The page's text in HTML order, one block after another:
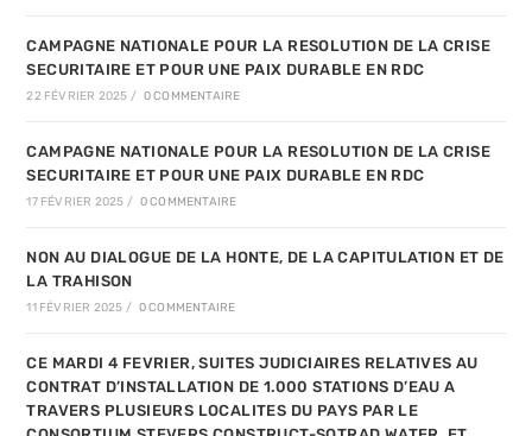
CAMPAGNE NATIONALE POUR LA RESOLUTION DE LA CRISE
SECURITAIRE ET POUR UNE PAIX DURABLE EN RDC
22 FÉVRIER 2025 / 0 COMMENTAIRE
CAMPAGNE NATIONALE POUR LA RESOLUTION DE LA CRISE
SECURITAIRE ET POUR UNE PAIX DURABLE EN RDC
17 FÉVRIER 2025 / 0 COMMENTAIRE
NON AU DIALOGUE DE LA HONTE, DE LA CAPITULATION ET DE
LA TRAHISON
11 FÉVRIER 2025 / 0 COMMENTAIRE
CE MARDI 4 FEVRIER, SUITES JUDICIAIRES RELATIVES AU
CONTRAT D’INSTALLATION DE 1.000 STATIONS D’EAU A
TRAVERS PLUSIEURS LOCALITES DU PAYS PAR LE